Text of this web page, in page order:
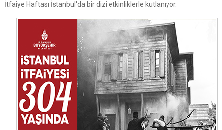
İtfaiye Haftası İstanbul'da bir dizi etkinliklerle kutlanıyor.